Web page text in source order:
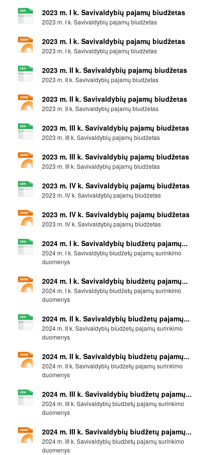
2023 m. I k. Savivaldybių pajamų biudžetas
2023 m. I k. Savivaldybių pajamų biudžetas
2023 m. I k. Savivaldybių pajamų biudžetas
2023 m. I k. Savivaldybių pajamų biudžetas
2023 m. II k. Savivaldybių pajamų biudžetas
2023 m. II k. Savivaldybių pajamų biudžetas
2023 m. II k. Savivaldybių pajamų biudžetas
2023 m. II k. Savivaldybių pajamų biudžetas
2023 m. III k. Savivaldybių pajamų biudžetas
2023 m. III k. Savivaldybių pajamų biudžetas
2023 m. III k. Savivaldybių pajamų biudžetas
2023 m. III k. Savivaldybių pajamų biudžetas
2023 m. IV k. Savivaldybių pajamų biudžetas
2023 m. IV k. Savivaldybių pajamų biudžetas
2023 m. IV k. Savivaldybių pajamų biudžetas
2023 m. IV k. Savivaldybių pajamų biudžetas
2024 m. I k. Savivaldybių biudžetų pajamų...
2024 m. I k. Savivaldybių biudžetų pajamų surinkimo
duomenys
2024 m. I k. Savivaldybių biudžetų pajamų...
2024 m. I k. Savivaldybių biudžetų pajamų surinkimo
duomenys
2024 m. II k. Savivaldybių biudžetų pajamų...
2024 m. II k. Savivaldybių biudžetų pajamų surinkimo
duomenys
2024 m. II k. Savivaldybių biudžetų pajamų...
2024 m. II k. Savivaldybių biudžetų pajamų surinkimo
duomenys
2024 m. III k. Savivaldybių biudžetų pajamų...
2024 m. III k. Savivaldybių biudžetų pajamų surinkimo
duomenys
2024 m. III k. Savivaldybių biudžetų pajamų...
2024 m. III k. Savivaldybių biudžetų pajamų surinkimo
duomenys